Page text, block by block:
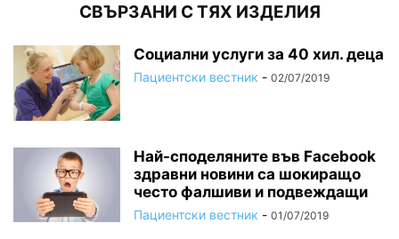
СВЪРЗАНИ С ТЯХ ИЗДЕЛИЯ
Социални услуги за 40 хил. деца
Пациентски вестник - 02/07/2019
Най-споделяните във Facebook
здравни новини са шокиращо
често фалшиви и подвеждащи
Пациентски вестник - 01/07/2019